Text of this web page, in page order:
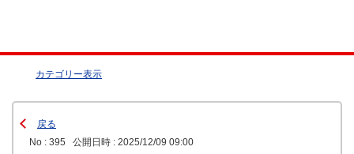
カテゴリー表示
戻る
No : 395
公開日時 : 2025/12/09 09:00